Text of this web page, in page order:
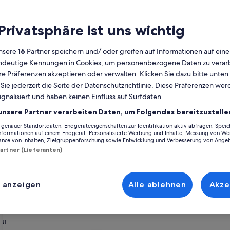
Derzeit
die
Monate
August
2026
und
September
angezeigt.
MoMontag
DiDienstag
MiMittwoch
DoDonnerstag
Fr Freitag
SaSamstag
SoSonntag
3 4 5 6 7 8 9
10 11 12
23
30
31
MoMontag
Di
7 8 9
21 22
28 29
Berlin vorschwebt, stöbere durch unsere Ferienunterkünfte und
Kindern, Haustieren oder Freunden, du kannst dich auf all die
und ein Trockner. Und auch wenn du nach Raucheroptionen
– Deutsche Oper
- Remise GORKI
Schwielowsee
ist uns wichtig
16 Partner speichern und/ oder greifen auf Informationen auf
Kennungen in Cookies, um personenbezogene Daten zu
Präferenzen akzeptieren oder verwalten. Klicken Sie dazu bitte
jederzeit die Seite der Datenschutzrichtlinie. Diese Präferenzen
und haben keinen Einfluss auf Surfdaten.
Partner verarbeiten Daten, um Folgendes
Standortdaten. Endgeräteeigenschaften zur Identifikation aktiv abfragen.
auf einem Endgerät. Personalisierte Werbung und Inhalte, Messung von
von Inhalten, Zielgruppenforschung sowie Entwicklung und Verbesserung von
(Lieferanten)
Alle ablehnen